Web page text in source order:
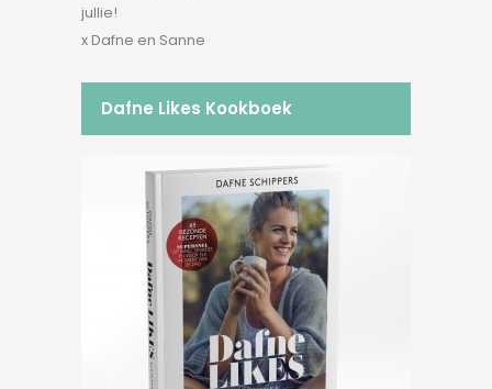
jullie!
x Dafne en Sanne
Dafne Likes Kookboek